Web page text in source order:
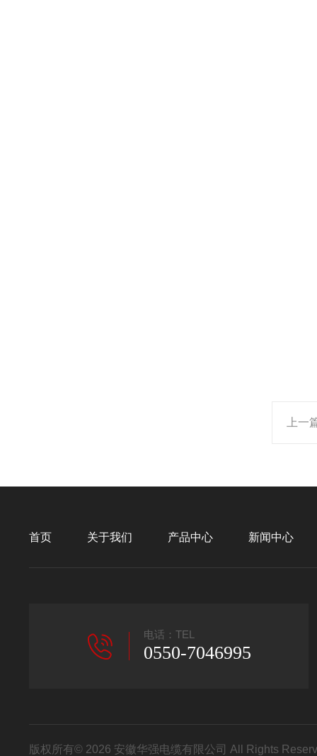
上一
首页 关于我们 产品中心 新闻中心
电话：TEL
0550-7046995
版权所有© 2026 安徽华强电缆有限公司 All Rights